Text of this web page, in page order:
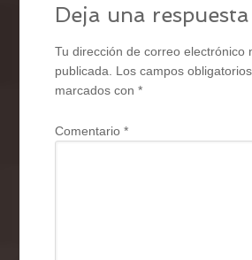
Deja una respuesta
Tu dirección de correo electrónico
publicada.
Los campos
marcados con*
Comentario*